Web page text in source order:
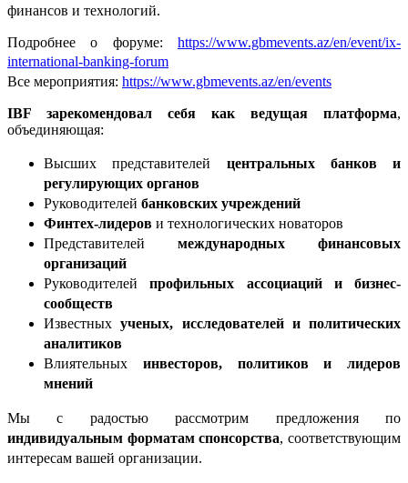
финансов и технологий.
Подробнее о форуме: https://www.gbmevents.az/en/event/ix-
international-banking-forum
Все мероприятия: https://www.gbmevents.az/en/events
IBF зарекомендовал себя как ведущая платформа,
объединяющая:
Высших представителей центральных банков и
регулирующих органов
Руководителей банковских учреждений
Финтех-лидеров и технологических новаторов
Представителей международных финансовых
организаций
Руководителейпрофильных ассоциаций и бизнес-
сообществ
Известныхученых, исследователей и политических
аналитиков
Влиятельных инвесторов, политиков и лидеров
мнений
Мы с радостью рассмотрим предложения по
индивидуальным форматам спонсорства, соответствующим
интересам вашей организации.